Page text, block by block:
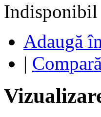
Indisponibil
Adaugă
|